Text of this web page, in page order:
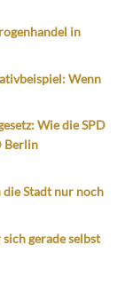
in
Wenn
Wie die SPD
Berlin
Stadt nur noch
gerade selbst